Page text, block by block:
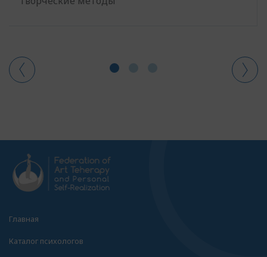
Главная
Каталог психологов